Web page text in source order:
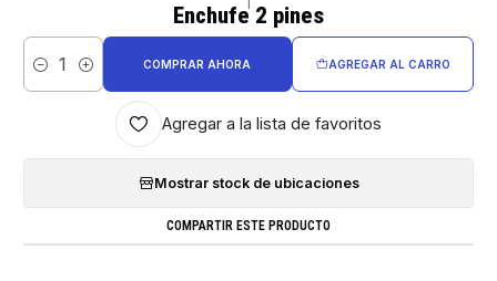
Enchufe 2 pines
Cantidad
AGREGAR AL CARRO
COMPRAR AHORA
Agregar a la lista de favoritos
Mostrar stock de ubicaciones
COMPARTIR ESTE PRODUCTO